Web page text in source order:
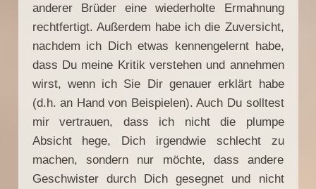
anderer Brüder eine wiederholte Ermahnung
rechtfertigt. Außerdem habe ich die Zuversicht,
nachdem ich Dich etwas kennengelernt habe,
dass Du meine Kritik verstehen und annehmen
wirst, wenn ich Sie Dir genauer erklärt habe
(d.h. an Hand von Beispielen). Auch Du solltest
mir vertrauen, dass ich nicht die plumpe
Absicht hege, Dich irgendwie schlecht zu
machen, sondern nur möchte, dass andere
Geschwister durch Dich gesegnet und nicht